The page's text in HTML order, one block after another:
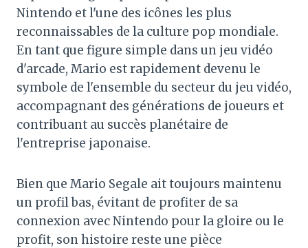
Nintendo et l'une des icônes les plus
reconnaissables de la culture pop mondiale.
En tant que figure simple dans un jeu vidéo
d'arcade, Mario est rapidement devenu le
symbole de l'ensemble du secteur du jeu vidéo,
accompagnant des générations de joueurs et
contribuant au succès planétaire de
l'entreprise japonaise.
Bien que Mario Segale ait toujours maintenu
un profil bas, évitant de profiter de sa
connexion avec Nintendo pour la gloire ou le
profit, son histoire reste une pièce